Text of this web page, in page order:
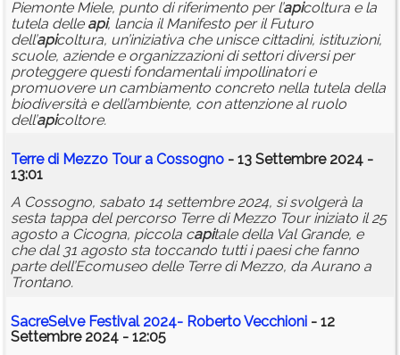
Piemonte Miele, punto di riferimento per l’apicoltura e la
tutela delle api, lancia il Manifesto per il Futuro
dell’apicoltura, un’iniziativa che unisce cittadini, istituzioni,
scuole, aziende e organizzazioni di settori diversi per
proteggere questi fondamentali impollinatori e
promuovere un cambiamento concreto nella tutela della
biodiversità e dell’ambiente, con attenzione al ruolo
dell’apicoltore.
Terre di Mezzo Tour a Cossogno - 13 Settembre 2024 -
13:01
A Cossogno, sabato 14 settembre 2024, si svolgerà la
sesta tappa del percorso Terre di Mezzo Tour iniziato il 25
agosto a Cicogna, piccola capitale della Val Grande, e
che dal 31 agosto sta toccando tutti i paesi che fanno
parte dell’Ecomuseo delle Terre di Mezzo, da Aurano a
Trontano.
SacreSelve Festival 2024- Roberto Vecchioni - 12
Settembre 2024 - 12:05